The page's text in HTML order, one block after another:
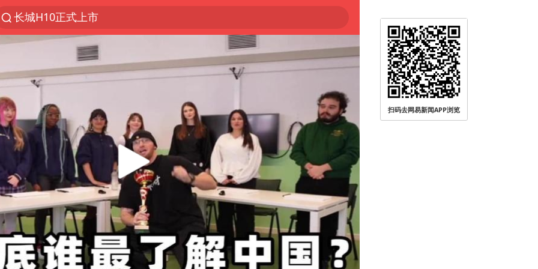
长城H10正式上市
聚“绿”成势，结构转型活力足
金饰克价大幅跳涨
台风“白海豚”影响中国已成定局
苏泊尔回应AI广告低俗擦边剧情争议
印度暴发金迪普拉病毒
陕西柞水突发泥石流致1死2失联
“梅姨”已是老年人 死刑或适用受限
杭州一小区17楼玻璃幕墙爆裂
“梅姨”准确年龄仍未知
41岁女子为鼓励女儿考上985研究生
扫码去网易新闻APP浏览